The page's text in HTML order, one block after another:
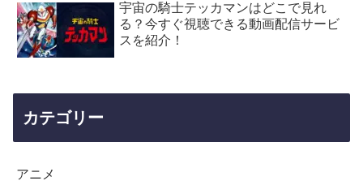
宇宙の騎士テッカマンはどこで見れ
る？今すぐ視聴できる動画配信サービ
スを紹介！
カテゴリー
アニメ